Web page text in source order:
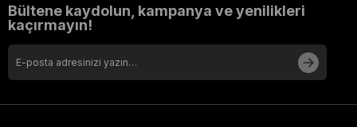
Bültene kaydolun, kampanya ve yenilikleri
kaçırmayın!